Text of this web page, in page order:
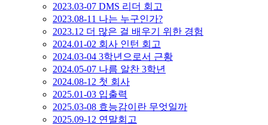
2023.03-07 DMS 리더 회고
2023.08-11 나는 누구인가?
2023.12 더 많은 걸 배우기 위한 경험
2024.01-02 회사 인턴 회고
2024.03-04 3학년으로서 근황
2024.05-07 나름 알찬 3학년
2024.08-12 첫 회사
2025.01-03 입출력
2025.03-08 효능감이란 무엇일까
2025.09-12 연말회고